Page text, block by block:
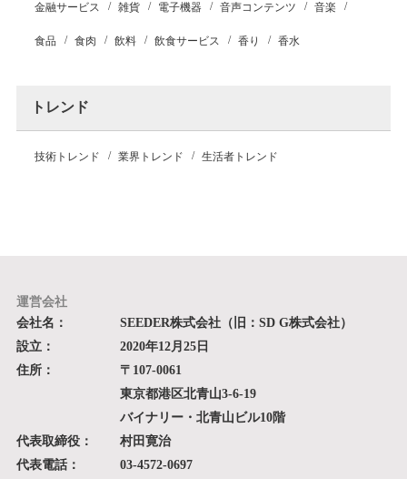
金融サービス 雑貨 電子機器 音声コンテンツ 音楽
食品 食肉 飲料 飲食サービス 香り 香水
トレンド
技術トレンド 業界トレンド 生活者トレンド
運営会社
会社名：
SEEDER株式会社（旧：SD G株式会社）
設立：
2020年12月25日
住所：
〒107-0061
東京都港区北青山3-6-19
バイナリー・北青山ビル10階
代表取締役：
村田寛治
代表電話：
03-4572-0697